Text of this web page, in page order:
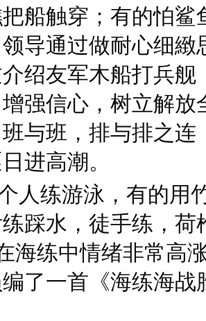
船触穿；有的怕鲨
导通过做耐心细
绍友军木船打兵舰
强信心，树立解放
与班，排与排之连
进高潮。
人练游泳，有的用
踩水，徒手练，荷
海练中情绪非常高
了一首《海练海战